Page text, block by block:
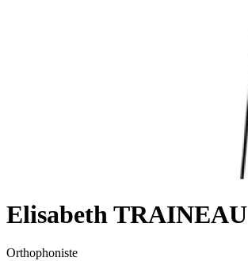
Elisabeth TRAINEAU
Orthophoniste